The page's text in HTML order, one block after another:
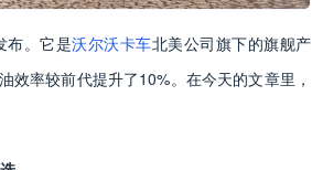
布。它是沃尔沃卡车北美公司旗下的旗舰产
率较前代提升了10%。在今天的文章里，